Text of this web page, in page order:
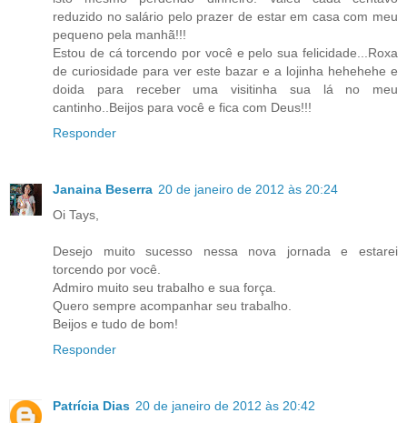
reduzido no salário pelo prazer de estar em casa com meu
pequeno pela manhã!!!
Estou de cá torcendo por você e pelo sua felicidade...Roxa
de curiosidade para ver este bazar e a lojinha hehehehe e
doida para receber uma visitinha sua lá no meu
cantinho..Beijos para você e fica com Deus!!!
Responder
Janaina Beserra 20 de janeiro de 2012 às 20:24
Oi Tays,
Desejo muito sucesso nessa nova jornada e estarei
torcendo por você.
Admiro muito seu trabalho e sua força.
Quero sempre acompanhar seu trabalho.
Beijos e tudo de bom!
Responder
Patrícia Dias 20 de janeiro de 2012 às 20:42